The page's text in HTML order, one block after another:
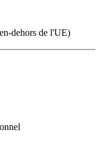
dehors de l'UE)